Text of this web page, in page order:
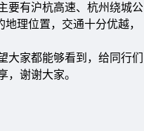
要有沪杭高速、杭州绕城公
理位置，交通十分优越，
家都能够看到，给同行们
谢谢大家。